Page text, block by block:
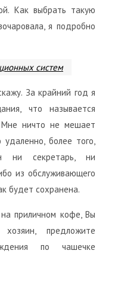
Как выбрать такую
я подробно
систем
За крайний год я
что называется
ничто не мешает
более того,
секретарь, ни
из обслуживающего
будет сохранена.
приличном кофе, Вы
предложите
по чашечке